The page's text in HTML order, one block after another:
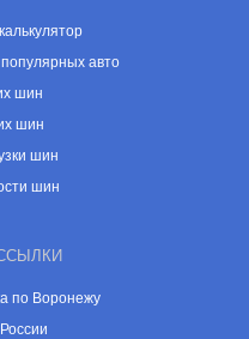
авто
шин
шин
шин
шин
по Воронежу